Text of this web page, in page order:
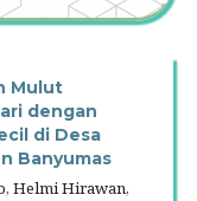
Mulut
dengan
di Desa
Banyumas
Helmi Hirawan,